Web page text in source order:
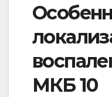
МКБ 10